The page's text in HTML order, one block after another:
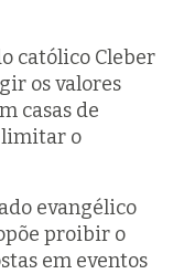
católico Cleber
os valores
casas de
limitar o
evangélico
proibir o
em eventos